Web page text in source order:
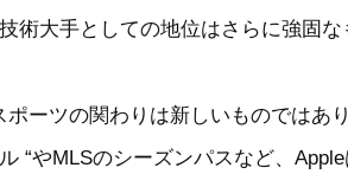
術大手としての地位はさらに強固な
ポーツの関わりは新しいものではあ
“やMLSのシーズンパスなど、